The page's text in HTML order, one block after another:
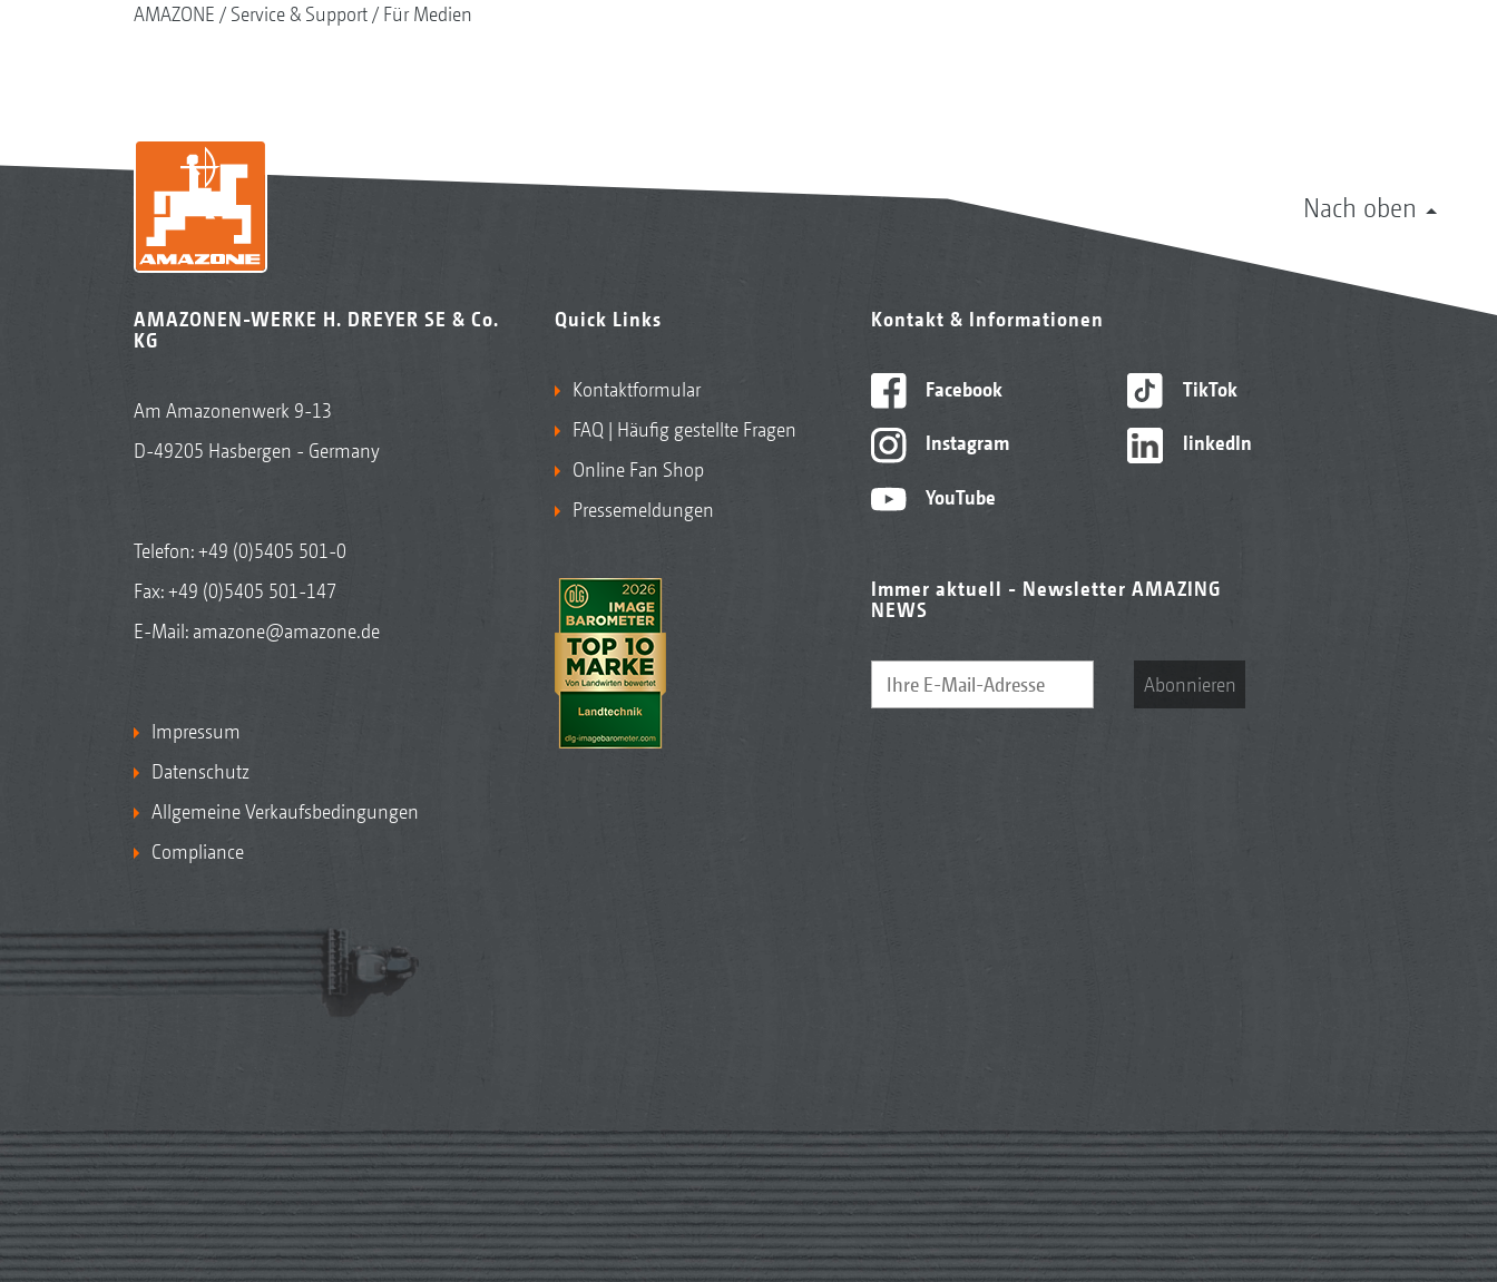
AMAZONE Service & Support Für Medien
Nach oben
AMAZONEN-WERKE H. DREYER SE & Co.
KG
Am Amazonenwerk 9-13
D-49205 Hasbergen - Germany
Telefon:+49 (0)5405 501-0
Fax: +49 (0)5405 501-147
E-Mail: amazone@amazone.de
Impressum
Datenschutz
Allgemeine Verkaufsbedingungen
Compliance
Quick Links
Kontaktformular
FAQ | Häufig gestellte Fragen
Online Fan Shop
Pressemeldungen
Kontakt & Informationen
Facebook
Instagram
YouTube
TikTok
linkedIn
Immer aktuell - Newsletter AMAZING
NEWS
Abonnieren